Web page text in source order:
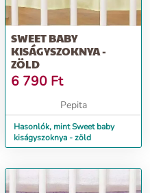
SWEET BABY
KISÁGYSZOKNYA -
ZÖLD
6 790 Ft
Pepita
Hasonlók, mint Sweet baby
kiságyszoknya - zöld